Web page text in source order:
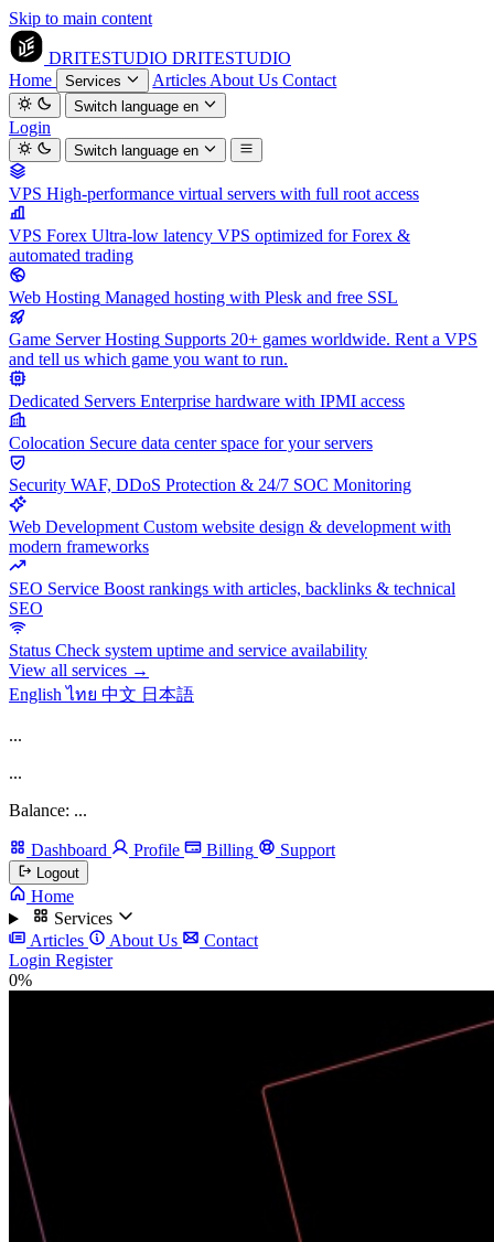
Skip to main content
DRITESTUDIO DRITESTUDIO
Home
Services Articles About Us Contact
Switch languageen
Login
Switch languageen
VPS High-performance virtual servers with full root access
VPS Forex Ultra-low latency VPS optimized for Forex &
automated trading
Web Hosting Managed hosting with Plesk and free SSL
Game Server Hosting Supports 20+ games worldwide. Rent a VPS
and tell us which game you want to run.
Dedicated Servers Enterprise hardware with IPMI access
Colocation Secure data center space for your servers
Security WAF, DDoS Protection & 24/7 SOC Monitoring
Web Development Custom website design & development with
modern frameworks
SEO Service Boost rankings with articles, backlinks & technical
SEO
Status Check system uptime and service availability
View all services →
Englishไทย 中文 日本語
...
...
Balance: ...
Dashboard Profile Billing Support
Logout
Home
Services
Articles
About Us
Contact
Login Register
0%